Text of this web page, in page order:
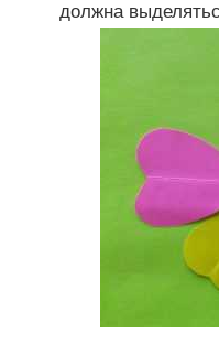
должна